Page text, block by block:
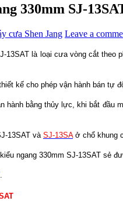
330mm SJ-
cưa Shen Jang Leave a
13SAT là loại cưa vòng cắt
kế cho phép vận hành bán tự
hành bằng thủy lực, khi bắt đầu
13SAT và SJ-13SAở chổ khung
ngang 330mm SJ-13SAT sẻ